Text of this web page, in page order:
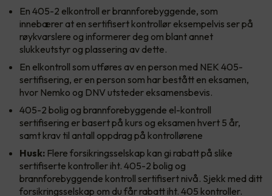
En 405-2 elkontroll er brannforebyggende, som
innebærer at en sertifisert kontrollør eksempelvis ser på
røykvarslere og informerer deg om blant annet
slukkeutstyr og plassering av dette.
En elkontroll som utføres av en person med NEK 405-
sertifisering, er en person som har bestått en eksamen,
hvor Nemko og DNV utsteder eksamensbevis.
405-2 bolig og brannforebyggende el-kontroll
sertifisering er basert på kurs og eksamen hvert 5 år,
samt krav til antall oppdrag på kontrollørene
Husk: Flere forsikringsselskap kan gi rabatt på slike
sertifiserte kontroller iht. 405-2 bolig og
brannforebyggende kontroll sertifisert nivå. Sjekk med ditt
forsikringsselskap om du får rabatt iht. 405 kontroller.